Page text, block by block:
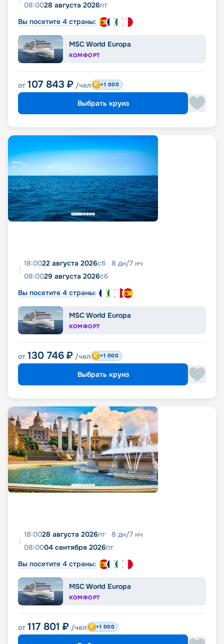
08:0028 августа 2026пт
Вы посетите 4 страны:
MSC World Europa
КОМФОРТ
от 107 843 ₽ /чел +1 000
Выбрать круиз
18:0022 августа 2026сб 8 дн/7 нч
08:0029 августа 2026сб
Вы посетите 4 страны:
MSC World Europa
КОМФОРТ
от 130 746 ₽ /чел +1 000
Выбрать круиз
18:0028 августа 2026пт 8 дн/7 нч
08:0004 сентября 2026пт
Вы посетите 4 страны:
MSC World Europa
КОМФОРТ
от 117 801 ₽ /чел +1 000